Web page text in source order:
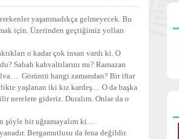
yaşanmadıkça gelmeyecek. Bu
için. Üzerinden geçtiğimiz yolları
o kadar çok insan vardı ki. O
Sabah kahvaltılarını mı? Ramazan
Görüntü hangi zamandan? Bir iftar
yaşlanan iki kız kardeş… O da başka
nerelere gideriz. Duralım. Onlar da o
şöyle bir uğramayalım ki…
Bergamutlusu da fena değildir.